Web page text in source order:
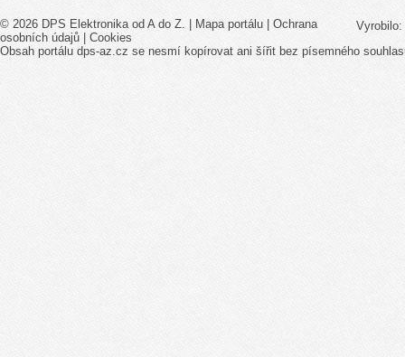
Vyrobilo:
© 2026 DPS Elektronika od A do Z. | Mapa portálu
Ochrana
osobních údajů
Cookies
Obsah portálu dps-az.cz se nesmí kopírovat ani šířit bez písemného